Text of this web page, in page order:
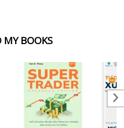
MY BOOKS